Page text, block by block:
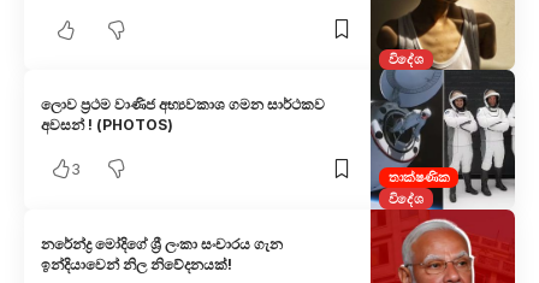
විදේශ
තාක්ෂණික
විදේශ
ලොව ප්‍රථම වාණිජ අභ්‍යවකාශ ගමන සාර්ථකව
අවසන් ! (PHOTOS)
3
නරේන්ද්‍ර මෝදිගේ ශ්‍රී ලංකා සංචාරය ගැන
ඉන්දියාවෙන් නිල නිවේදනයක්!